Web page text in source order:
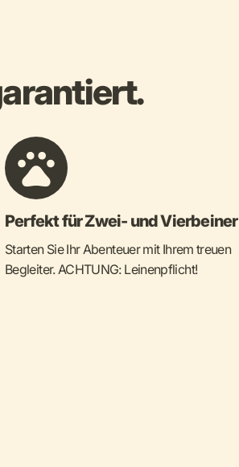
Perfekt für Zwei- und Vierbeiner
Starten Sie Ihr Abenteuer mit Ihrem treuen
Begleiter. ACHTUNG: Leinenpflicht!